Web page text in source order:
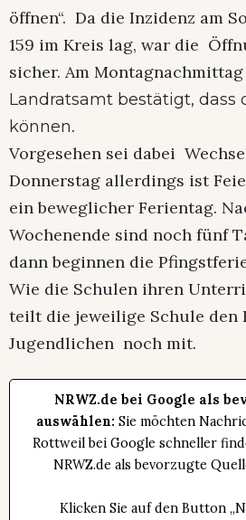
öffnen“. Da die Inzidenz am
159 im Kreis lag, war die
sicher. Am
Landratsamt bestätigt, dass
können.
Vorgesehen sei dabei
Donnerstag allerdings ist
ein beweglicher Ferientag.
Wochenende sind noch fünf
dann beginnen die
Wie die Schulen ihren
teilt die jeweilige Schule den
Jugendlichen noch mit.
NRWZ.de bei Google als
auswählen: Sie möchten
Rottweil bei Google schneller
NRWZ.de als bevorzugte
Klicken Sie auf den Button